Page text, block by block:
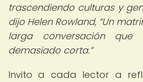
trascendiendo culturas y
dijo Helen Rowland, Un
larga conversación que
demasiado corta.
Invito a cada lector a